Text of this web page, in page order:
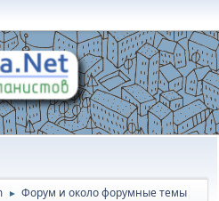
► Форум и около форумные темы